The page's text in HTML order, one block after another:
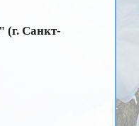
(г. Санкт-